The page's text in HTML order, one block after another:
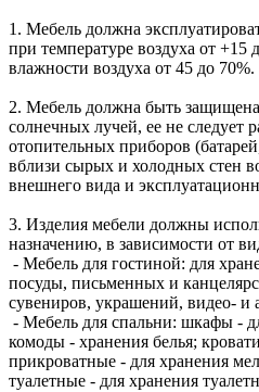
1. Мебель должна
при температуре воздуха от +15
влажности воздуха от 45 до 70%.
2. Мебель должна быть
солнечных лучей, ее не следует
отопительных приборов
вблизи сырых и холодных стен
внешнего вида и
3. Изделия мебели должны
назначению, в зависимости от
- Мебель для гостиной: для
посуды, письменных и
сувениров, украшений, видео- и
- Мебель для спальни: шкафы -
комоды - хранения белья;
прикроватные - для хранения
туалетные - для хранения